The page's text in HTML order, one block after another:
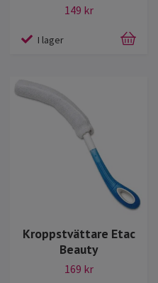
149 kr
I lager
Kroppstvättare Etac
Beauty
169 kr